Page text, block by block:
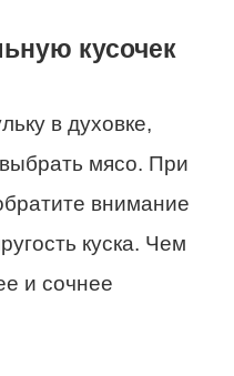
кусочек
в духовке,
мясо. При
внимание
куска. Чем
и сочнее